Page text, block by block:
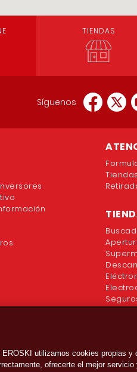
TIENDAS
Síguenos
EROSKI utilizamos cookies propias y
ofrecerte el mejor